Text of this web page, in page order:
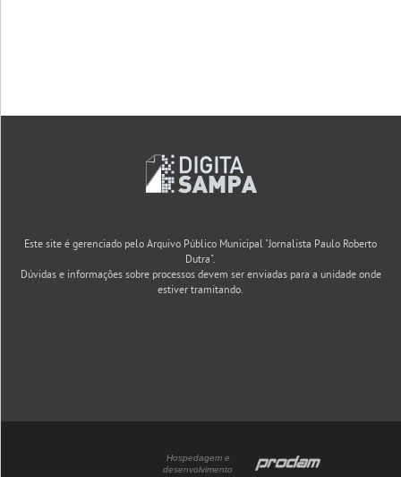
Este site é gerenciado pelo Arquivo Público Municipal "Jornalista Paulo Roberto
Dutra".
Dúvidas e informações sobre processos devem ser enviadas para a unidade onde
estiver tramitando.
Hospedagem e
desenvolvimento